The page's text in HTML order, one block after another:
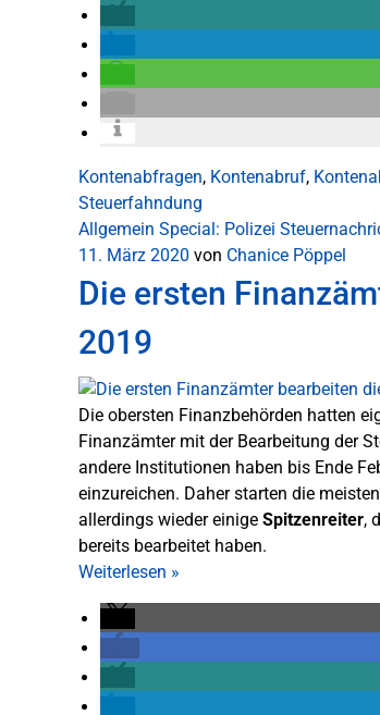
Kontenabfragen, Kontenabruf,
Steuerfahndung
Allgemein Special: Polizei
11. März 2020 von Chanice Pöppel
Die ersten
2019
Die obersten Finanzbehörden hatten
Finanzämter mit der Bearbeitung der
andere Institutionen haben bis Ende
einzureichen. Daher starten die
allerdings wieder einige Spitzenreiter,
bereits bearbeitet haben.
Weiterlesen »